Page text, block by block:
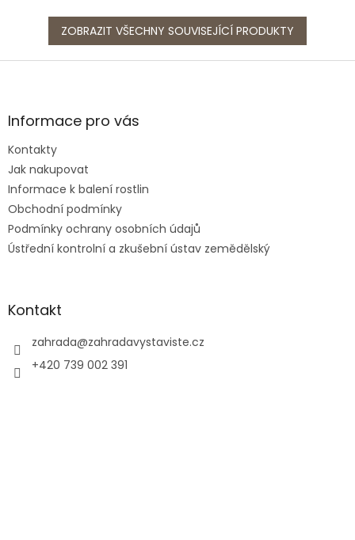
ZOBRAZIT VŠECHNY SOUVISEJÍCÍ PRODUKTY
Z
aInformace pro vás
Kontakty
Jak nakupovat
Informace k balení rostlin
Obchodní podmínky
Podmínky ochrany osobních údajů
Ústřední kontrolní a zkušební ústav zemědělský
Kontakt
zahrada@zahradavystaviste.cz
+420 739 002 391